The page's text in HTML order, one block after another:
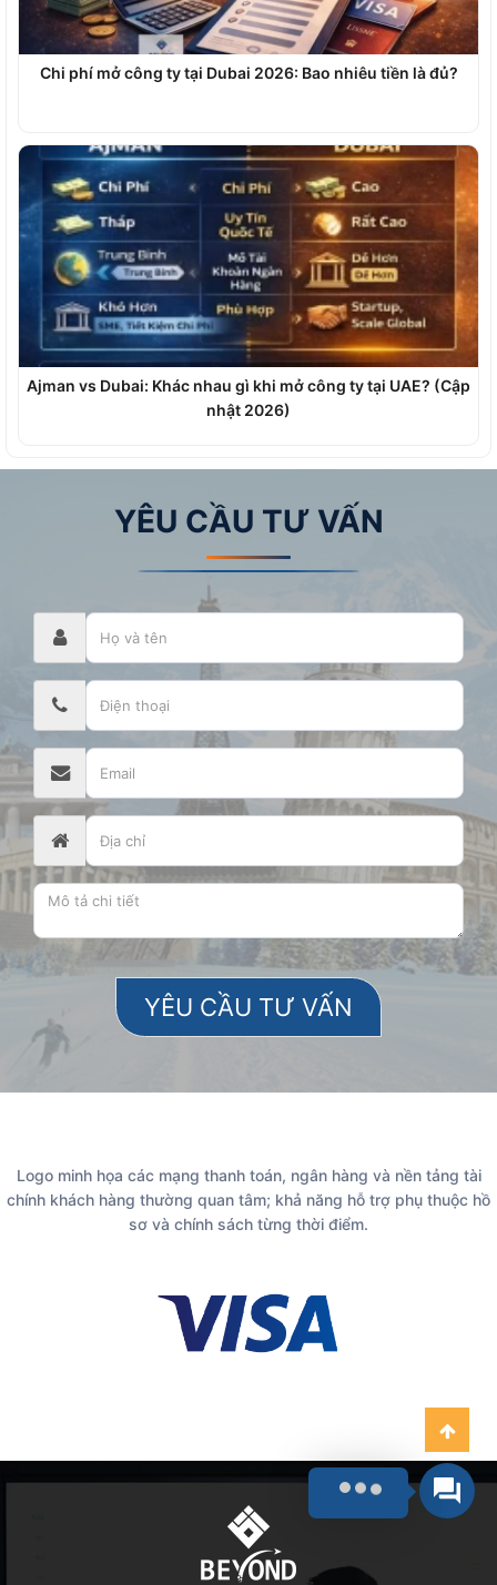
Chi phí mở công ty tại Dubai 2026: Bao nhiêu tiền là đủ?
Ajman vs Dubai: Khác nhau gì khi mở công ty tại UAE? (Cập
nhật 2026)
YÊU CẦU TƯ VẤN
Logo minh họa các mạng thanh toán, ngân hàng và nền tảng tài
chính khách hàng thường quan tâm; khả năng hỗ trợ phụ thuộc hồ
sơ và chính sách từng thời điểm.